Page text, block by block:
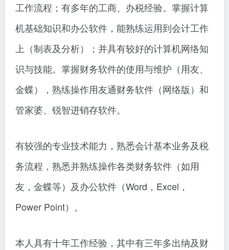
工作流程；有多年的工商、办税经验。掌握计算
机基础知识和办公软件，能熟练运用到会计工作
上（制表及分析）；并具有较好的计算机网络知
识与技能。掌握财务软件的使用与维护（用友、
金蝶），熟练操作用友通财务软件（网络版）和
管家婆、锐智进销存软件。
有较强的专业技术能力，熟悉会计基本业务及税
务流程，熟悉并熟练操作各类财务软件（如用
友，金蝶等）及办公软件（Word，Excel，
Power Point）。
本人具有十年工作经验，其中有三年多出纳及财